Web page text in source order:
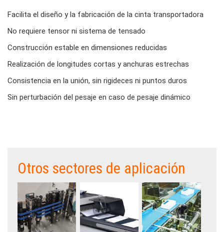
Body
Facilita el diseño y la fabricación de la cinta transportadora
No requiere tensor ni sistema de tensado
Construcción estable en dimensiones reducidas
Realización de longitudes cortas y anchuras estrechas
Consistencia en la unión, sin rigideces ni puntos duros
Sin perturbación del pesaje en caso de pesaje dinámico
Otros sectores de aplicación
Imagen